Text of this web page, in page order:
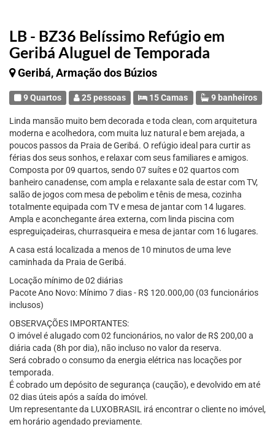
LB - BZ36 Belíssimo Refúgio em
Geribá Aluguel de Temporada
Geribá, Armação dos Búzios
9 Quartos 25 pessoas 15 Camas 9 banheiros
Linda mansão muito bem decorada e toda clean, com arquitetura
moderna e acolhedora, com muita luz natural e bem arejada, a
poucos passos da Praia de Geribá. O refúgio ideal para curtir as
férias dos seus sonhos, e relaxar com seus familiares e amigos.
Composta por 09 quartos, sendo 07 suítes e 02 quartos com
banheiro canadense, com ampla e relaxante sala de estar com TV,
salão de jogos com mesa de pebolim e tênis de mesa, cozinha
totalmente equipada com TV e mesa de jantar com 14 lugares.
Ampla e aconchegante área externa, com linda piscina com
espreguiçadeiras, churrasqueira e mesa de jantar com 16 lugares.
A casa está localizada a menos de 10 minutos de uma leve
caminhada da Praia de Geribá.
Locação mínimo de 02 diárias
Pacote Ano Novo: Mínimo 7 dias - R$ 120.000,00 (03 funcionários
inclusos)
OBSERVAÇÕES IMPORTANTES:
O imóvel é alugado com 02 funcionários, no valor de R$ 200,00 a
diária cada (8h por dia), não incluso no valor da reserva.
Será cobrado o consumo da energia elétrica nas locações por
temporada.
É cobrado um depósito de segurança (caução), e devolvido em até
02 dias úteis após a saída do imóvel.
Um representante da LUXOBRASIL irá encontrar o cliente no imóvel,
em horário agendado previamente.